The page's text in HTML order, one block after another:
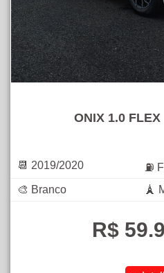
ONIX 1.0
📆 2019/2020
⛽
🎨 Branco
🗼
R$